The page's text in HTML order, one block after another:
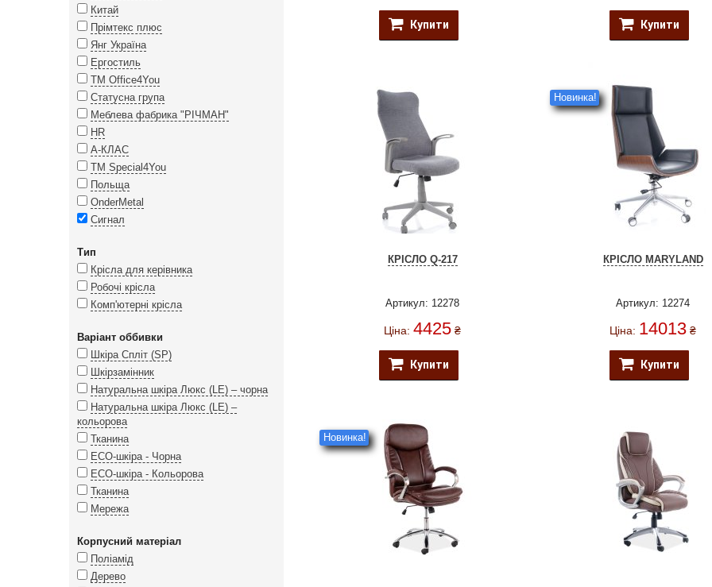
Китай
Прімтекс плюс
Янг Україна
Ергостиль
ТМ Office4You
Статусна група
Меблева фабрика "РІЧМАН"
HR
А-КЛАС
ТМ Special4You
Польща
OnderMetal
Сигнал
Тип
Крісла для керівника
Робочі крісла
Комп'ютерні крісла
Варіант оббивки
Шкіра Спліт (SP)
Шкірзамінник
Натуральна шкіра Люкс (LE) – чорна
Натуральна шкіра Люкс (LE) –
кольорова
Тканина
ECO-шкіра - Чорна
ECO-шкіра - Кольорова
Тканина
Мережа
Корпусний матеріал
Поліамід
Дерево
Купити Купити
КРІСЛО Q-217
Артикул: 12278
Ціна:4425 ₴
Купити
Новинка!
КРІСЛО MARYLAND
Артикул: 12274
Ціна: 14013 ₴
Купити
Новинка!